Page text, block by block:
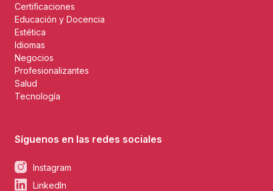
Certificaciones
Educación y Docencia
Estética
Idiomas
Negocios
Profesionalizantes
Salud
Tecnología
Síguenos en las redes sociales
Instagram
LinkedIn